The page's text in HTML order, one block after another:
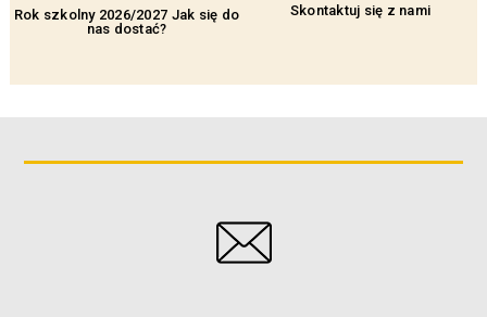
Rok szkolny 2026/2027 Jak się do
nas dostać?
Skontaktuj się z nami